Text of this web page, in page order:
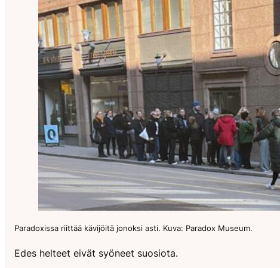
Paradoxissa riittää kävijöitä jonoksi asti. Kuva: Paradox Museum.
Edes helteet eivät syöneet suosiota.